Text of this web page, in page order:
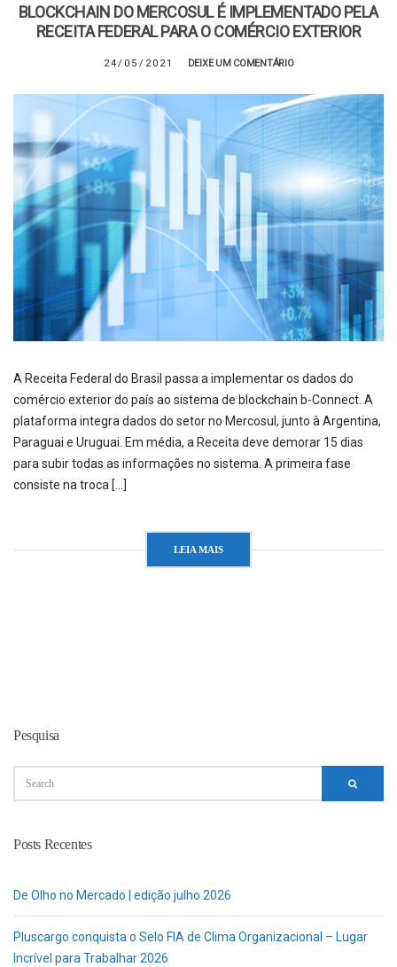
BLOCKCHAIN DO MERCOSUL É IMPLEMENTADO PELA
RECEITA FEDERAL PARA O COMÉRCIO EXTERIOR
24/05/2021 DEIXE UM COMENTÁRIO
A Receita Federal do Brasil passa a implementar os dados do
comércio exterior do país ao sistema de blockchain b-Connect. A
plataforma integra dados do setor no Mercosul, junto à Argentina,
Paraguai e Uruguai. Em média, a Receita deve demorar 15 dias
para subir todas as informações no sistema. A primeira fase
consiste na troca […]
LEIA MAIS
Pesquisa
Posts Recentes
De Olho no Mercado | edição julho 2026
Pluscargo conquista o Selo FIA de Clima Organizacional – Lugar
Incrível para Trabalhar 2026